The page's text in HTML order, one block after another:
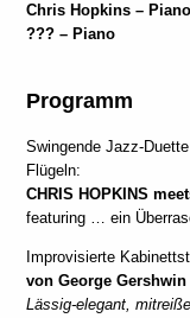
Chris Hopkins – Piano
??? – Piano
Programm
Swingende Jazz-
Flügeln:
CHRIS HOPKINS
featuring … ein
Improvisierte
von George
Lässig-elegant,